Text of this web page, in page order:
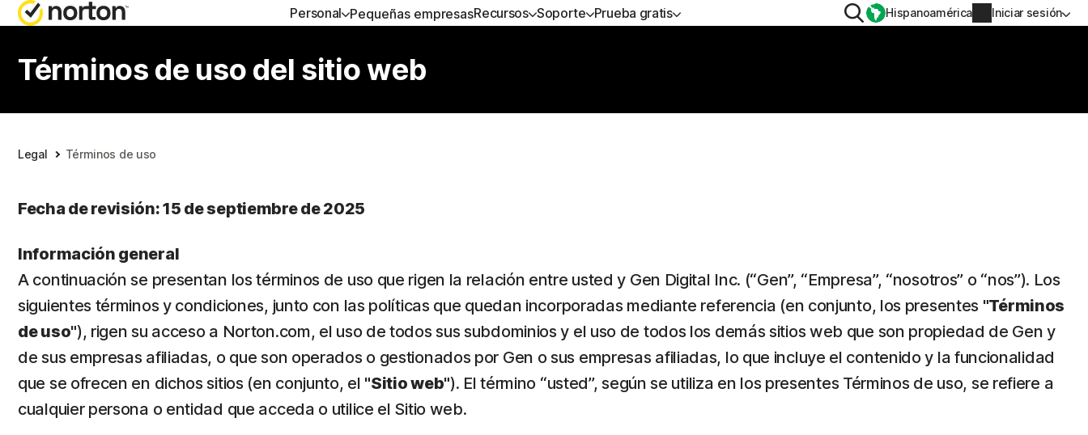
Personal
Todos los productos y servicios
Pequeñas empresasRecursos Soporte
AYUDA
Prueba gratis BuscarHispanoamérica Iniciar sesión
Historial de pedidos
Escribe tu clave de producto
Términos de uso del sitio web
Legal Términos de uso
Fecha de revisión: 15 de septiembre de 2025
Información general
A continuación se presentan los términos de uso que rigen la relación entre usted y Gen Digital Inc. (“Gen”, “Empresa”, “nosotros” o “nos”). Los
siguientes términos y condiciones, junto con las políticas que quedan incorporadas mediante referencia (en conjunto, los presentes "Términos
de uso"), rigen su acceso a Norton.com, el uso de todos sus subdominios y el uso de todos los demás sitios web que son propiedad de Gen y
de sus empresas afiliadas, o que son operados o gestionados por Gen o sus empresas afiliadas, lo que incluye el contenido y la funcionalidad
que se ofrecen en dichos sitios (en conjunto, el "Sitio web"). El término “usted”, según se utiliza en los presentes Términos de uso, se refiere a
cualquier persona o entidad que acceda o utilice el Sitio web.